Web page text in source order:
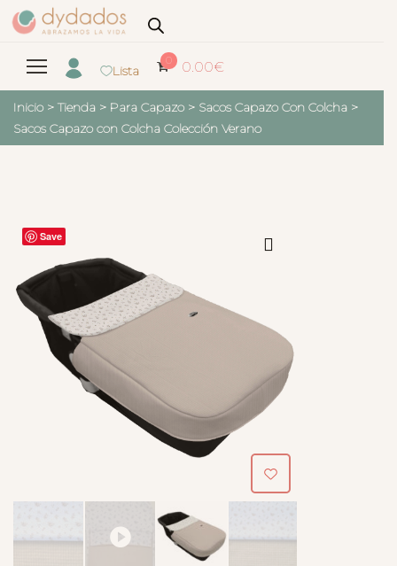
Lista
0 0.00€
Inicio > Tienda > Para Capazo > Sacos Capazo Con Colcha >
Sacos Capazo con Colcha Colección Verano
Save